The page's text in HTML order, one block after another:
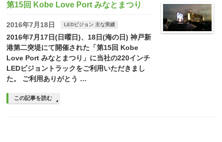
第15回 Kobe Love Port みなとまつり
2016年7月18日 LEDビジョン 主な実績
2016年7月17日(日曜日)、18日(海の日) 神戸新
港第二突堤にて開催された「第15回 Kobe
Love Port みなとまつり」に当社の220インチ
LEDビジョントラックをご利用いただきまし
た。 ご利用ありがとう …
この記事を読む